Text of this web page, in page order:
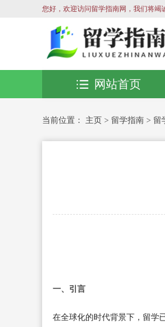
您好，欢迎访问留学指南网，我们将竭
网站首页
当前位置： 主页 > 留学指南 > 留
一、引言
在全球化的时代背景下，留学